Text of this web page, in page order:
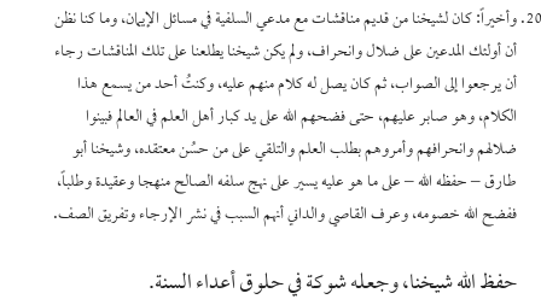
وأخيراً: كان لشيخنا من قديم مناقشات مع مدعي السلفية في مسائل الإيمان، وما كنا نظن
أن أولئك المدعين على ضلال وانحراف، ولم يكن شيخنا يطلعنا على تلك المناقشات رجاء
أن يرجعوا إلى الصواب، ثم كان يصل له كلام منهم عليه، وكنتُ أحد من يسمع هذا
الكلام، وهو صابر عليهم، حتى فضحهم الله على يد كبار أهل العلم في العالم فبينوا
ضلالهم وانحرافهم وأمروهم بطلب العلم والتلقي على من حسُن معتقده، وشيخنا أبو
طارق – حفظه الله – على ما هو عليه يسير على نهج سلفه الصالح منهجا وعقيدة وطلباً،
ففضح الله خصومه، وعرف القاصي والداني أنهم السبب في نشر الإرجاء وتفريق الصف.
حفظ الله شيخنا، وجعله شوكة في حلوق أعداء السنة.